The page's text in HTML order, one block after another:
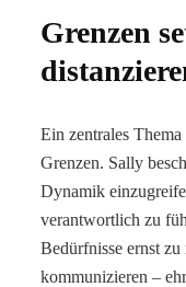
Grenzen
Ein zentrales
Grenzen. Sally
Dynamik
verantwortlich zu
Bedürfnisse ernst
kommunizieren –